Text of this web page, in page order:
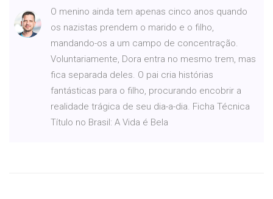
O menino ainda tem apenas cinco anos quando
os nazistas prendem o marido e o filho,
mandando-os a um campo de concentração.
Voluntariamente, Dora entra no mesmo trem, mas
fica separada deles. O pai cria histórias
fantásticas para o filho, procurando encobrir a
realidade trágica de seu dia-a-dia. Ficha Técnica
Título no Brasil: A Vida é Bela